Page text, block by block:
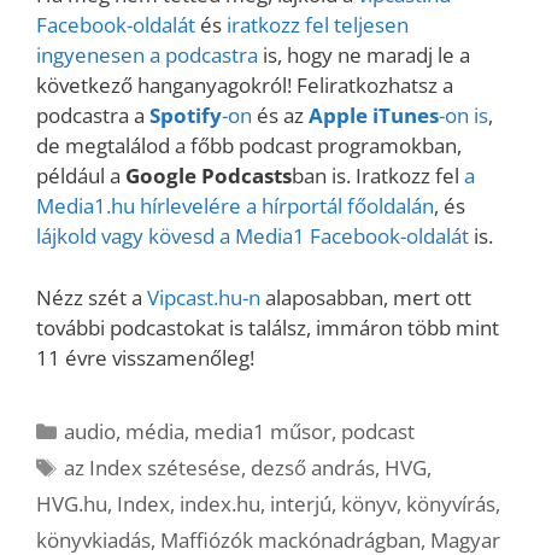
Facebook-oldalát és iratkozz fel teljesen
ingyenesen a podcastra is, hogy ne maradj le a
következő hanganyagokról! Feliratkozhatsz a
podcastra a Spotify-on és azApple iTunes-on is,
de megtalálod a főbb podcast programokban,
például a Google Podcastsban is. Iratkozz fel a
Media1.hu hírlevelére a hírportál főoldalán, és
lájkold vagy kövesd a Media1 Facebook-oldalát is.
Nézz szét a Vipcast.hu-n alaposabban, mert ott
további podcastokat is találsz, immáron több mint
11 évre visszamenőleg!
Kategória
audio, média, media1 műsor, podcast
Címkék
az Index szétesése, dezső andrás, HVG,
HVG.hu, Index, index.hu, interjú, könyv, könyvírás,
könyvkiadás, Maffiózók mackónadrágban, Magyar